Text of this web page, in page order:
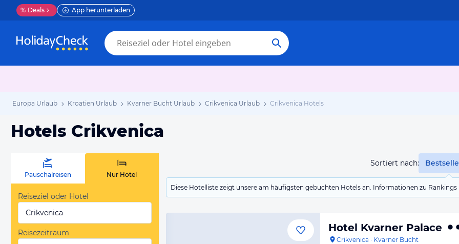
% Deals App herunterladen
Europa Urlaub Kroatien Urlaub Kvarner Bucht Urlaub Crikvenica Urlaub Crikvenica Hotels
Hotels Crikvenica
Sortiert nach:
Diese Hotelliste zeigt unsere am häufigsten gebuchten Hotels an. Informationen zu
Pauschalreisen Nur Hotel
Reiseziel oder Hotel
Crikvenica
Reisezeitraum
Hotel Kvarner Palace
Crikvenica · Kvarner Bucht